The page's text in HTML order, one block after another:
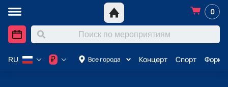
0
Все города Концерт Спорт
RU ₽